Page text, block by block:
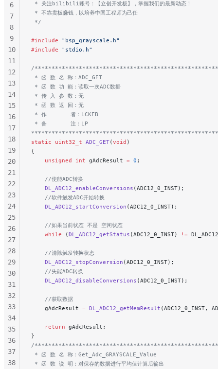
* 关注bilibili账号：【立创开发板】，掌握我们的最新动态！
* 不靠卖板赚钱，以培养中国工程师为己任
*/
#include "bsp_grayscale.h"
#include "stdio.h"
/
* 函 数 名 称：ADC_GET
* 函 数 功 能：读取一次ADC数据
* 传 入 参 数：无
* 函 数 返 回：无
* 作       者：LCKFB
* 备       注：LP
static uint32_t ADC_GET(void )
{
    unsigned
int gAdcResult = 0 ;
    //使能ADC转换
    DL_ADC12_enableConversions
(ADC12_0_INST);
    //软件触发ADC开始转换
    DL_ADC12_startConversion
(ADC12_0_INST);
    //如果当前状态 不是 空闲状态
    while
(DL_ADC12_getStatus (ADC12_0_INST) !=
    //清除触发转换状态
    DL_ADC12_stopConversion
(ADC12_0_INST);
    //失能ADC转换
    DL_ADC12_disableConversions
(ADC12_0_INST);
    //获取数据
    gAdcResult
= DL_ADC12_getMemResult (ADC12_0_INST,
    return
gAdcResult;
}
/
* 函 数 名 称：Get_Adc_GRAYSCALE_Value
* 函 数 说 明：对保存的数据进行平均值计算后输出
6
7
8
9
10
11
12
13
14
15
16
17
18
19
20
21
22
23
24
25
26
27
28
29
30
31
32
33
34
35
36
37
38